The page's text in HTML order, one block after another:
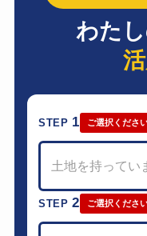
わた
STEP 1 ご選択くださ
土地を持ってい
STEP2 ご選択くださ